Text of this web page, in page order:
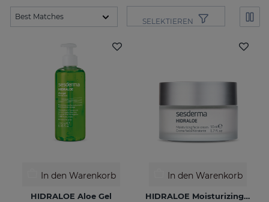
SELEKTIEREN
In den Warenkorb
HIDRALOE Aloe Gel
In den Warenkorb
HIDRALOE Moisturizing Facial Cream